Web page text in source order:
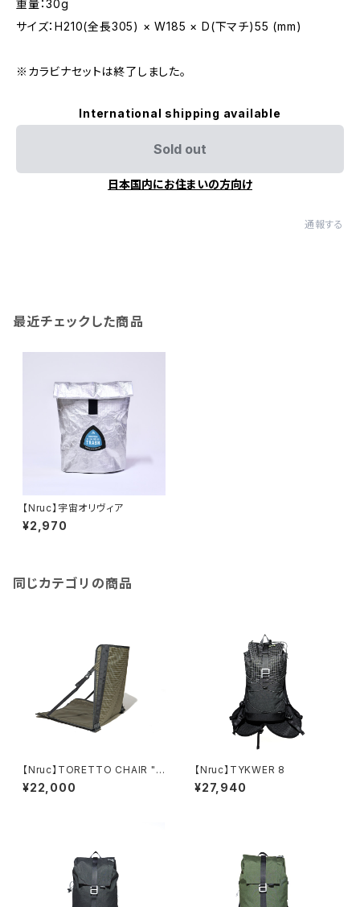
重量：30g
サイズ：H210(全長305) × W185 × D(下マチ)55 (mm)
※カラビナセットは終了しました。
International shipping available
Sold out
日本国内にお住まいの方向け
通報する
最近チェックした商品
【Nruc】宇宙オリヴィア
¥2,970
同じカテゴリの商品
【Nruc】TORETTO CHAIR "S
ub"
¥22,000
【Nruc】TYKWER 8
¥27,940